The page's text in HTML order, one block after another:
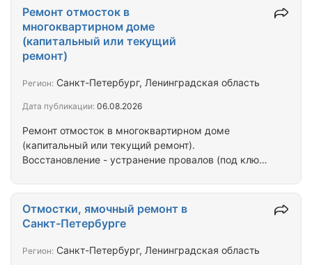
h= 10 см, с уплотнением 130,00 Фрезерование
см, с вывозом крошки 40,00 Обработка, и
проливка битумной эмульсией 30,00 Нарезка швов
в асфальтобетонном или бетонном покрытии
глубиной до 5 см 70,00 Разборка существующего…
Ремонт отмосток в многоквартирном доме
(капитальный или текущий ремонт).
Восстановление - устранение провалов (под ключ).
h= 10 см, с уплотнением 130,00 Фрезерование
старого асфальтобетонного покрытия толщиной 5
см, с вывозом крошки 40,00 Обработка, и
проливка битумной эмульсией 30,00 Нарезка швов
Ремонт отмосток в
многоквартирном доме
(капитальный или текущий
ремонт)
Регион: Санкт-Петербург, Ленинградская область
Дата публикации: 06.08.2026
Отмостки, ямочный ремонт в
Санкт-Петербурге
Регион: Санкт-Петербург, Ленинградская область